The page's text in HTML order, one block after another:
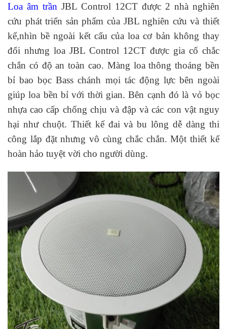
Loa âm trần JBL Control 12CT được 2 nhà nghiên
cứu phát triển sản phẩm của JBL nghiên cứu và thiết
kế,nhìn bề ngoài kết cấu của loa cơ bản không thay
đổi nhưng loa JBL Control 12CT được gia cố chắc
chắn có độ an toàn cao. Màng loa thông thoáng bền
bỉ bao bọc Bass chánh mọi tác động lực bên ngoài
giúp loa bền bỉ với thời gian. Bên cạnh đó là vỏ bọc
nhựa cao cấp chống chịu và đập và các con vật nguy
hại như chuột. Thiết kế đai và bu lông dễ dàng thi
công lắp đặt nhưng vô cùng chắc chắn. Một thiết kế
hoàn hảo tuyệt vời cho người dùng.